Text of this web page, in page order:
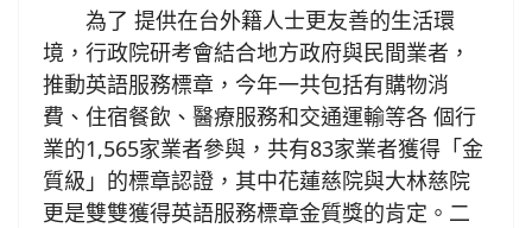
為了 提供在台外籍人士更友善的生活環
境，行政院研考會結合地方政府與民間業者，
推動英語服務標章，今年一共包括有購物消
費、住宿餐飲、醫療服務和交通運輸等各 個行
業的1,565家業者參與，共有83家業者獲得「金
質級」的標章認證，其中花蓮慈院與大林慈院
更是雙雙獲得英語服務標章金質獎的肯定。二